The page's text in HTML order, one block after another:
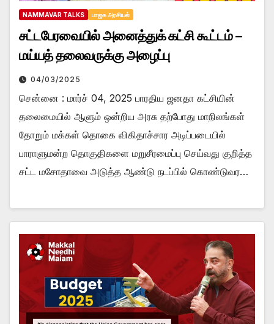
NAMMAVAR TALKS பாஜக அரசியல்
சட்டபேரவையில் அனைத்துக் கட்சி கூட்டம் –
மய்யத் தலைவருக்கு அழைப்பு
04/03/2025
சென்னை : மார்ச் 04, 2025 பாரதிய ஜனதா கட்சியின்
தலைமையில் ஆளும் ஒன்றிய அரசு தற்போது மாநிலங்கள்
தோறும் மக்கள் தொகை விகிதாச்சார அடிப்படையில்
பாராளுமன்ற தொகுதிகளை மறுசீரமைப்பு செய்வது குறித்த
சட்ட மசோதாவை அடுத்த ஆண்டு நடப்பில் கொண்டுவர…